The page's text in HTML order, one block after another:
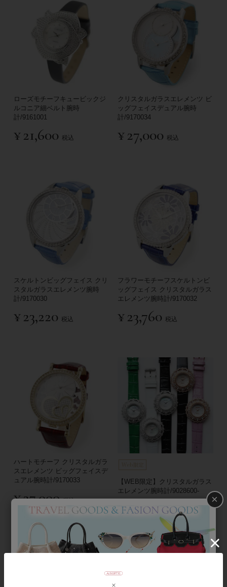
ローズモチーフキュービックジ
ルコニア細ベルト腕時
計/9161001
¥21,600 税込
クリスタルガラスエレメンツ ビ
ッグフェイスデュアル腕時
計/9170034
¥27,000 税込
スケルトンビッグフェイス クリ
スタルガラスエレメンツ腕時
計/9170030
¥23,220 税込
フラワーモチーフスケルトンビ
ッグフェイス クリスタルガラス
エレメンツ腕時計/9170032
¥23,760 税込
ハートモチーフ クリスタルガラ
スエレメンツ ビッグフェイスデ
ュアル腕時計/9170033
¥27,000 税込
【WEB限定】クリスタルガラス
エレメンツ腕時計/9028600-
¥28,600 税込
×